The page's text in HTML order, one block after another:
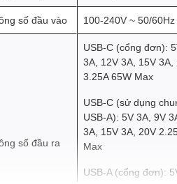
số đầu vào 100-240V ~ 50/60Hz
số đầu ra
USB-C (cổng đơn):
3A, 12V 3A, 15V 3A,
3.25A 65W Max
USB-C (sử dụng
USB-A): 5V 3A, 9V
3A, 15V 3A, 20V
Max
USB-A (cổng đơn):